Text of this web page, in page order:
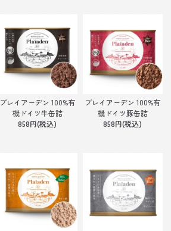
プレイアーデン 100%有
機ドイツ牛缶詰
858円(税込)
プレイアーデン 100%有
機ドイツ豚缶詰
858円(税込)